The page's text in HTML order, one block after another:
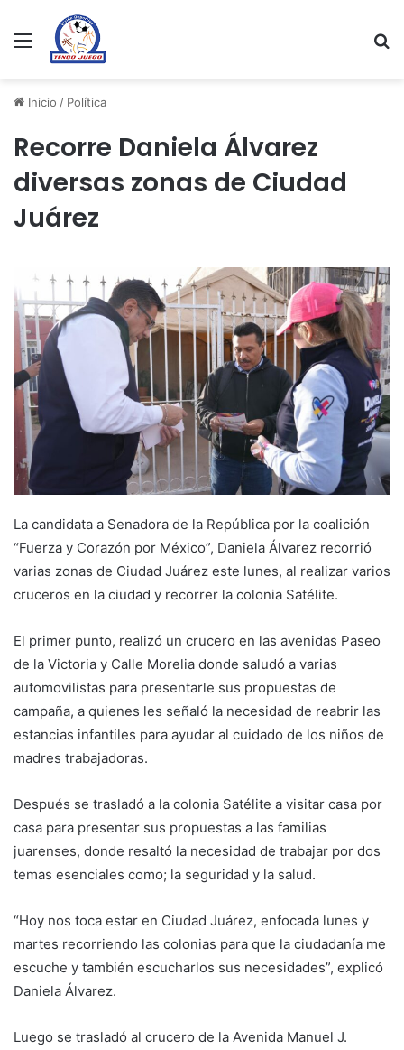
Menu
Inicio / Política
Recorre Daniela Álvarez
diversas zonas de Ciudad
Juárez
La candidata a Senadora de la República por la coalición
“Fuerza y Corazón por México”, Daniela Álvarez recorrió
varias zonas de Ciudad Juárez este lunes, al realizar varios
cruceros en la ciudad y recorrer la colonia Satélite.
El primer punto, realizó un crucero en las avenidas Paseo
de la Victoria y Calle Morelia donde saludó a varias
automovilistas para presentarle sus propuestas de
campaña, a quienes les señaló la necesidad de reabrir las
estancias infantiles para ayudar al cuidado de los niños de
madres trabajadoras.
Después se trasladó a la colonia Satélite a visitar casa por
casa para presentar sus propuestas a las familias
juarenses, donde resaltó la necesidad de trabajar por dos
temas esenciales como; la seguridad y la salud.
“Hoy nos toca estar en Ciudad Juárez, enfocada lunes y
martes recorriendo las colonias para que la ciudadanía me
escuche y también escucharlos sus necesidades”, explicó
Daniela Álvarez.
Luego se trasladó al crucero de la Avenida Manuel J.